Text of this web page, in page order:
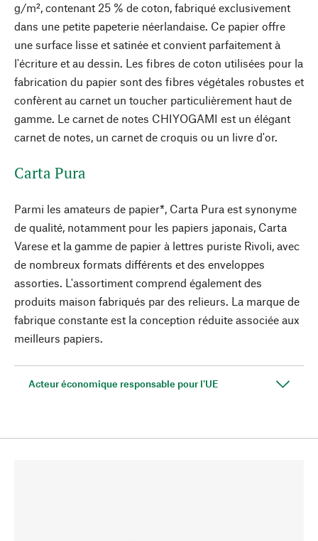
g/m², contenant 25 % de coton, fabriqué exclusivement
dans une petite papeterie néerlandaise. Ce papier offre
une surface lisse et satinée et convient parfaitement à
l'écriture et au dessin. Les fibres de coton utilisées pour la
fabrication du papier sont des fibres végétales robustes et
confèrent au carnet un toucher particulièrement haut de
gamme. Le carnet de notes CHIYOGAMI est un élégant
carnet de notes, un carnet de croquis ou un livre d'or.
Carta Pura
Parmi les amateurs de papier*, Carta Pura est synonyme
de qualité, notamment pour les papiers japonais, Carta
Varese et la gamme de papier à lettres puriste Rivoli, avec
de nombreux formats différents et des enveloppes
assorties. L'assortiment comprend également des
produits maison fabriqués par des relieurs. La marque de
fabrique constante est la conception réduite associée aux
meilleurs papiers.
Acteur économique responsable pour l'UE